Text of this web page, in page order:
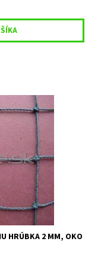
skládky, ako
Hrúbka: 2
zelená Uvedená...
HRÚBKA 2 MM, OKO